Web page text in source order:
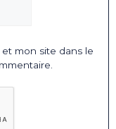
mon site dans le